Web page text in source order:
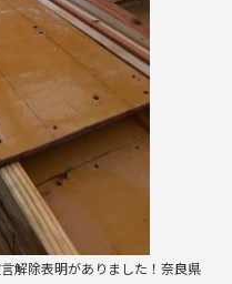
解除表明がありました！奈良県